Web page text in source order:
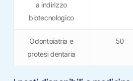
a indirizzo
biotecnologico
Odontoiatria e
protesi dentaria
50